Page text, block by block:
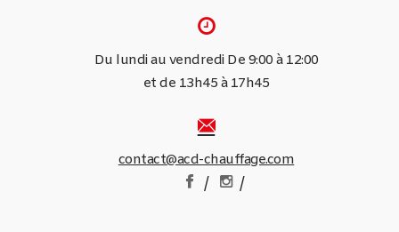
Du lundi au vendredi De 9:00 à 12:00
et de 13h45 à 17h45
contact@acd-chauffage.com
/ /